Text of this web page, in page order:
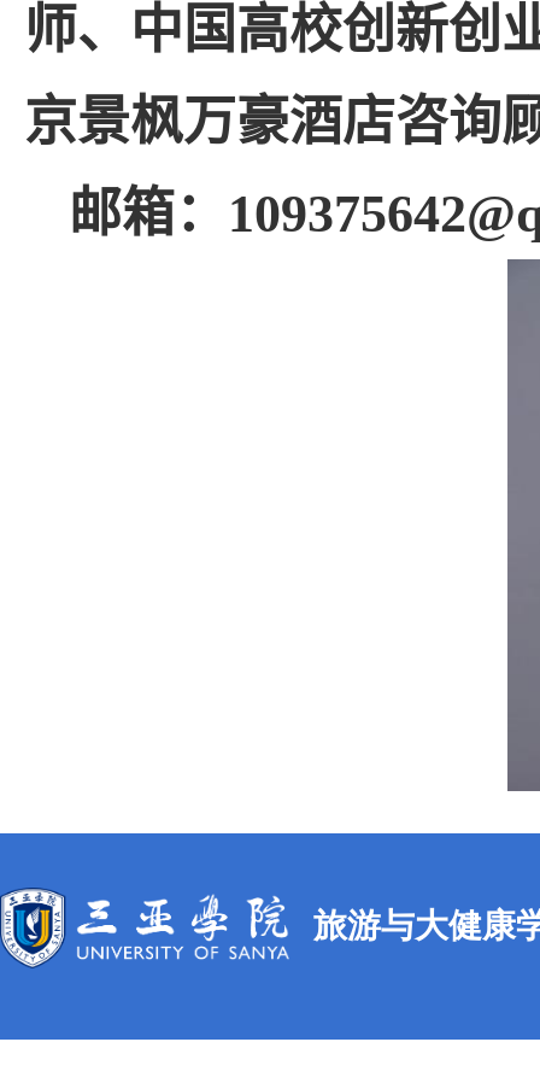
师、中国高校创新创
京景枫万豪酒店咨询
邮箱：
旅游与大健康